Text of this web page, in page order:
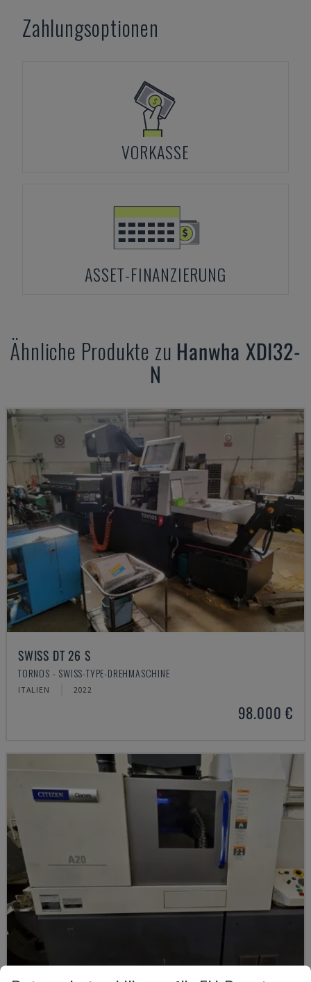
Zahlungsoptionen
VORKASSE
ASSET-FINANZIERUNG
Ähnliche Produkte zu Hanwha XDI32-
N
SWISS DT 26 S
TORNOS - SWISS-TYPE-DREHMASCHINE
ITALIEN 2022
98.000 €